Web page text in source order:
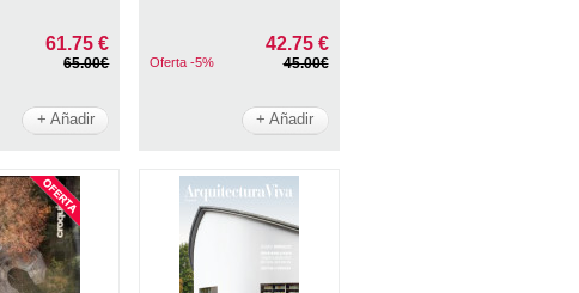
61.75 €
65.00€
+ Añadir
42.75 €
Oferta -5% 45.00€
+ Añadir